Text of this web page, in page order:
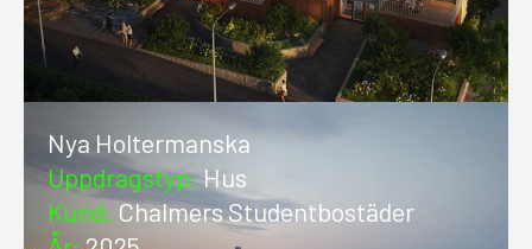
Nya Holtermanska
Uppdragstyp: Hus
Kund: Chalmers Studentbostäder